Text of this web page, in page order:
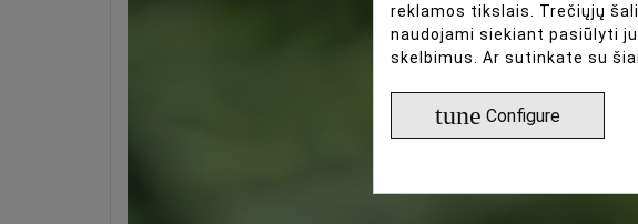
reklamos tikslais. Trečiųjų
naudojami siekiant pasiūlyti
skelbimus. Ar sutinkate su
tune Configure